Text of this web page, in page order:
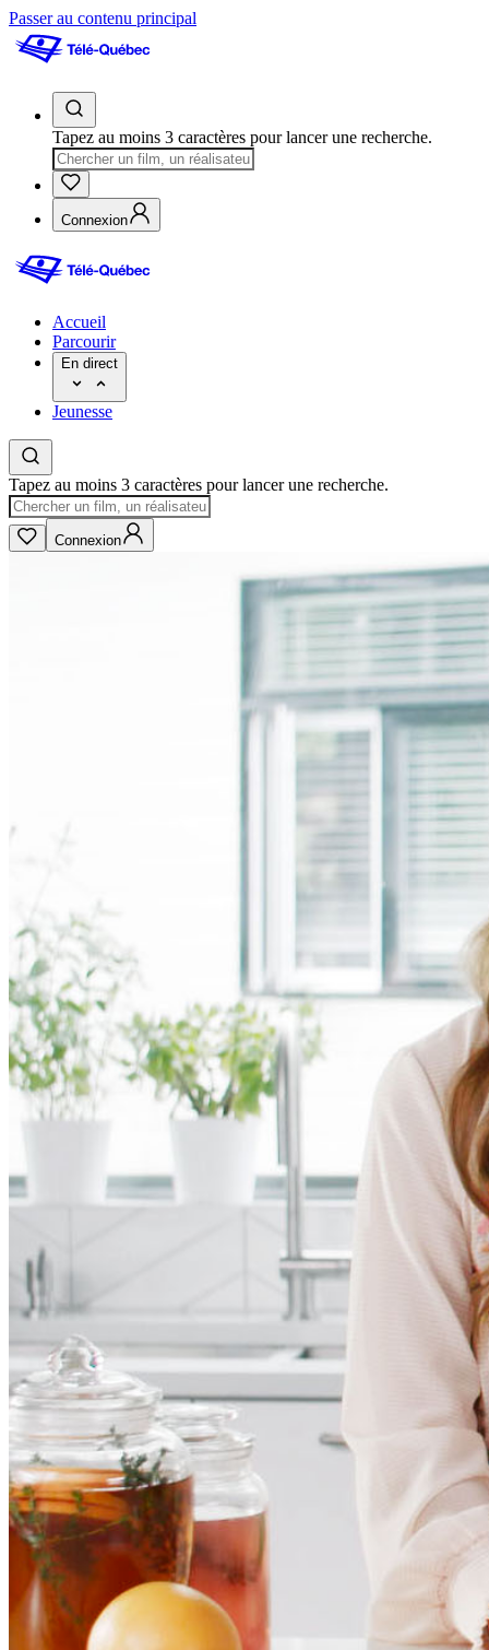
Passer au contenu principal
Tapez au moins 3 caractères pour lancer une recherche.
Connexion
Accueil
Parcourir
En direct
Jeunesse
Tapez au moins 3 caractères pour lancer une recherche.
Connexion